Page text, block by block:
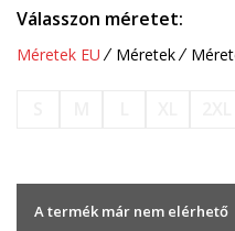
Válasszon méretet:
Méretek EU Méretek
A termék már nem elérhető